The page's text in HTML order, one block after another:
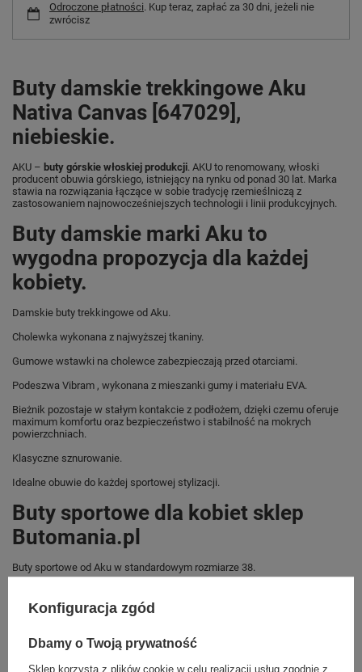
Odroczone płatności. Kup teraz, zapłać za 30 dni, jeżeli nie
zwrócisz
Buty damskie trekkingowe Aku
Nativa Canvas [647029],
niebieskie.
AKU – buty górskie włoskiej produkcji. AKU to renomowany, włoski
producent obuwia górskiego, istniejący na rynku od ponad 30 lat. Marka
stawia na rozwiązania łączące w sobie tradycję rzemieślniczą z
zastosowaniem najnowocześniejszych technologii i linii produkcyjnych.
Buty damskie marki Aku to
wygodna propozycja dla każdej
kobiety.
Damskie buty trekkingowe od Aku.
Cholewka wykonana z najwyższej tkaniny.
Gumowe wstawki na cholewce zabezpieczają przed otarciami.
Podeszwa Vibram , wykonana z mieszanki gumy i materiału EVA.
Bieżnik pozostaje w stałym kontakcie z podłożem, dzięki czemu oferuje
maximum komfortu oraz bezpieczeństwo i stabilność na mokrych
powierzchniach.
Klasyczne sznurowanie.
Idealne obuwie do każdej sportowej stylizacji.
Buty sportowe dla kobiet sklep
Butomania.pl
Buty sportowe od Aku w standardowym rozmiarze 38.
Sklep Butomania.pl to największy wybór obuwia sportowego dla całej
Kupując w naszym sklepie internetowym masz gwarancję, że towar jest
oryginalny i pochodzi z oficjalnej sieci dystrybucyjnej.
Konfiguracja zgód
Dbamy o Twoją prywatność
Sklep korzysta z plików cookie w celu realizacji usług zgodnie z